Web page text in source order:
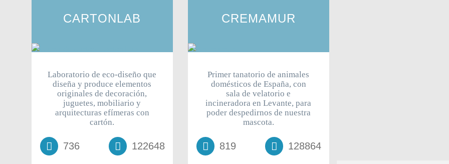
CARTONLAB
Laboratorio de eco-diseño que
diseña y produce elementos
originales de decoración,
juguetes, mobiliario y
arquitecturas efímeras con
cartón.
736 122648
CREMAMUR
Primer tanatorio de animales
domésticos de España, con
sala de velatorio e
incineradora en Levante, para
poder despedirnos de nuestra
mascota.
819 128864